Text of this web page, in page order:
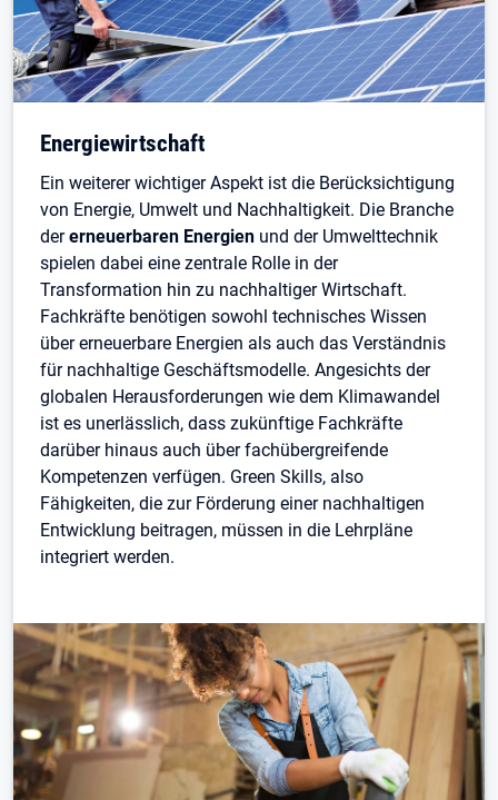
Energiewirtschaft
Ein weiterer wichtiger Aspekt ist die Berücksichtigung
von Energie, Umwelt und Nachhaltigkeit. Die Branche
dererneuerbaren Energien und der Umwelttechnik
spielen dabei eine zentrale Rolle in der
Transformation hin zu nachhaltiger Wirtschaft.
Fachkräfte benötigen sowohl technisches Wissen
über erneuerbare Energien als auch das Verständnis
für nachhaltige Geschäftsmodelle. Angesichts der
globalen Herausforderungen wie dem Klimawandel
ist es unerlässlich, dass zukünftige Fachkräfte
darüber hinaus auch über fachübergreifende
Kompetenzen verfügen. Green Skills, also
Fähigkeiten, die zur Förderung einer nachhaltigen
Entwicklung beitragen, müssen in die Lehrpläne
integriert werden.